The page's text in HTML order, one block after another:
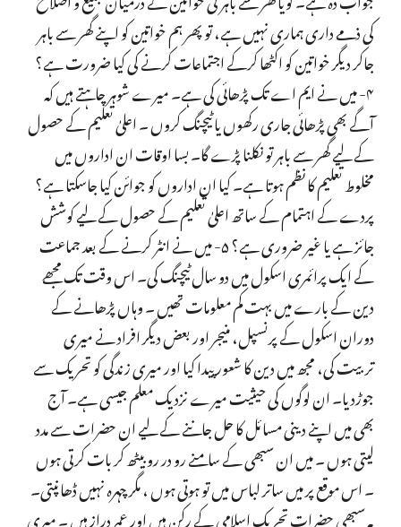
کی ذمے داری ہماری نہیں ہے، تو پھر ہم خواتین کو اپنے گھر سے باہر
جاکر دیگر خواتین کو اکٹھا کرکے اجتماعات کرنے کی کیا ضرورت ہے؟
۴- میں نے ایم اے تک پڑھائی کی ہے۔ میرے شوہر چاہتے ہیں کہ
آگے بھی پڑھائی جاری رکھوں یا ٹیچنگ کروں ۔ اعلیٰ تعلیم کے حصول
کے لیے گھر سے باہر تو نکلنا پڑے گا۔ بسا اوقات ان اداروں میں
مخلوط تعلیم کا نظم ہوتا ہے۔ کیا ان اداروں کو جوائن کیا جاسکتا ہے؟
پردے کے اہتمام کے ساتھ اعلیٰ تعلیم کے حصول کے لیے کوشش
جائز ہے یا غیر ضروری ہے؟ ۵- میں نے انٹر کرنے کے بعد جماعت
کے ایک پرائمری اسکول میں دو سال ٹیچنگ کی۔ اس وقت تک مجھے
دین کے بارے میں بہت کم معلومات تھیں ۔ وہاں پڑھانے کے
دوران اسکول کے پرنسپل، منیجر اور بعض دیگر افراد نے میری
تربیت کی، مجھ میں دین کا شعور پیدا کیا اور میری زندگی کو تحریک سے
جوڑدیا۔ ان لوگوں کی حیثیت میرے نزدیک معلم جیسی ہے۔ آج
بھی میں اپنے دینی مسائل کا حل جاننے کے لیے ان حضرات سے مدد
لیتی ہوں ۔ میں ان سبھی کے سامنے رو در رو بیٹھ کر بات کرتی ہوں
۔ اس موقع پر میں ساتر لباس میں تو ہوتی ہوں ، مگر چہرہ نہیں ڈھانپتی۔
یہ سبھی حضرات تحریک اسلامی کے رکن ہیں اور عمر دراز ہیں ۔ میری